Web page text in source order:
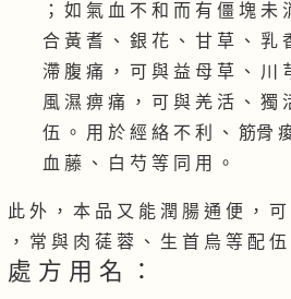
； 如 氣 血 不 和 而 有 僵 塊 未
合 黃 耆 、 銀 花 、 甘 草 、 乳
滯 腹 痛 ， 可 與 益 母 草 、 川
風 濕 痹 痛 ， 可 與 羌 活 、 獨
伍 。 用 於 經 絡 不 利 、 筋骨
血 藤 、 白 芍 等 同 用 。
此 外 ， 本 品 又 能 潤 腸 通 便 ，
， 常 與 肉 蓗 蓉 、 生 首 烏 等 配 伍
處 方 用 名 ：